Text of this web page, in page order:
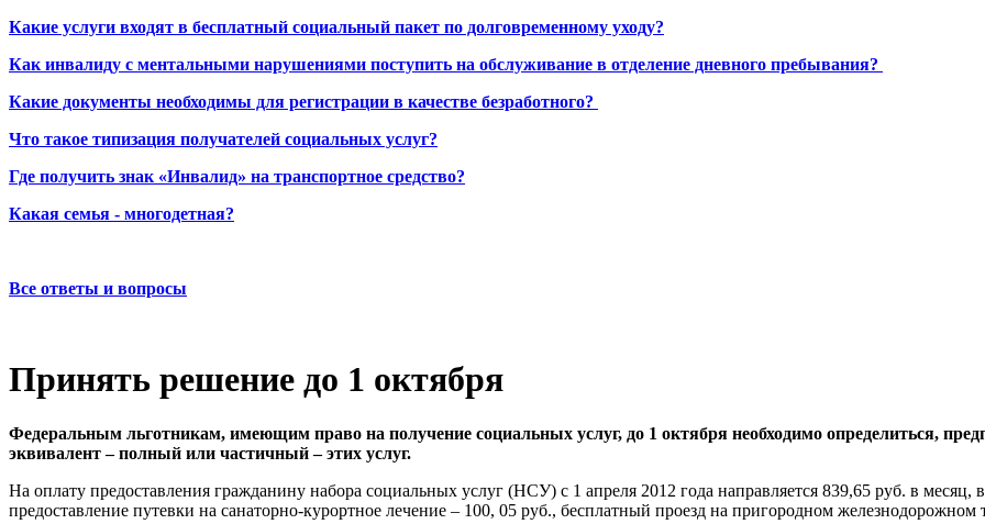
Какие услуги входят в бесплатный социальный пакет по долговременному уходу?
Как инвалиду с ментальными нарушениями поступить на обслуживание в отделение дневного пребывания?
Какие документы необходимы для регистрации в качестве безработного?
Что такое типизация получателей социальных услуг?
Где получить знак «Инвалид» на транспортное средство?
Какая семья - многодетная?
Все ответы и вопросы
Принять решение до 1 октября
Федеральным льготникам, имеющим право на получение социальных услуг, до 1 октября необходимо определиться,
эквивалент – полный или частичный – этих услуг.
На оплату предоставления гражданину набора социальных услуг (НСУ) с 1 апреля 2012 года направляется 839,65 руб. в
предоставление путевки на санаторно-курортное лечение – 100, 05 руб., бесплатный проезд на пригородном